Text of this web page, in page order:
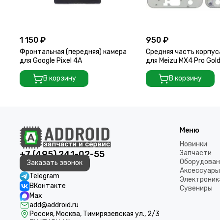
1 150 ₽
Фронтальная (передняя) камера
для Google Pixel 4A
В корзину
950 ₽
Средняя часть
для Meizu MX4 Pro Gold
В корзину
+7 (495) 241-02-55
Заказать звонок
Telegram
ВКонтакте
Max
add@addroid.ru
Россия, Москва, Тимирязевская ул., 2/3
Меню
Новинки
Запчасти
Аксессуары
Сувениры